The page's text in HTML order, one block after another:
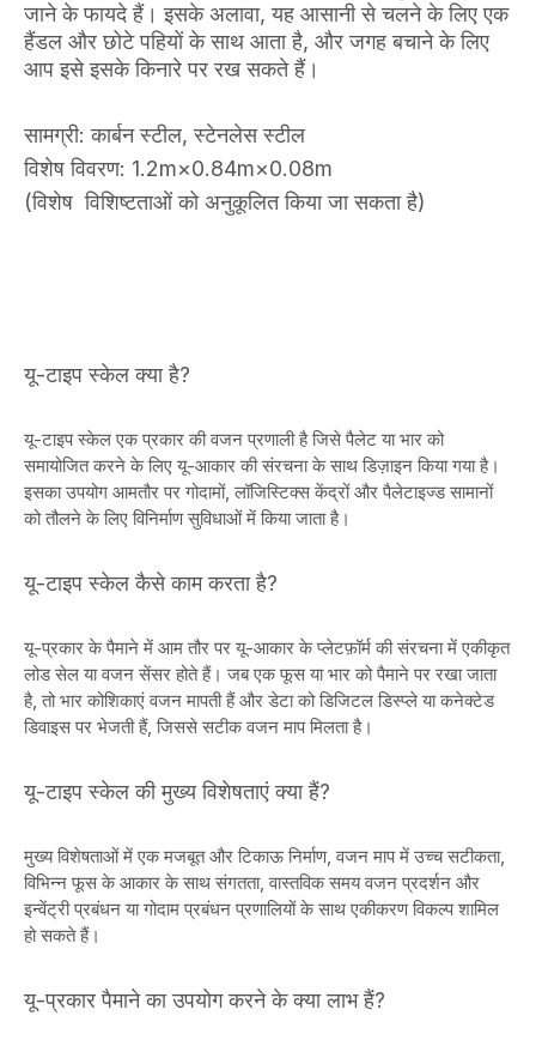
जाने के फायदे हैं। इसके अलावा, यह आसानी से चलने के लिए एक
हैंडल और छोटे पहियों के साथ आता है, और जगह बचाने के लिए
आप इसे इसके किनारे पर रख सकते हैं।
सामग्री: कार्बन स्टील, स्टेनलेस स्टील
विशेष विवरण: 1.2m×0.84m×0.08m
(विशेषविशिष्टताओं को अनुकूलित किया जा सकता है)
यू-टाइप स्केल क्या है?
यू-टाइप स्केल एक प्रकार की वजन प्रणाली है जिसे पैलेट या भार को
समायोजित करने के लिए यू-आकार की संरचना के साथ डिज़ाइन किया गया है।
इसका उपयोग आमतौर पर गोदामों, लॉजिस्टिक्स केंद्रों और पैलेटाइज्ड सामानों
को तौलने के लिए विनिर्माण सुविधाओं में किया जाता है।
यू-टाइप स्केल कैसे काम करता है?
यू-प्रकार के पैमाने में आम तौर पर यू-आकार के प्लेटफ़ॉर्म की संरचना में एकीकृत
लोड सेल या वजन सेंसर होते हैं। जब एक फूस या भार को पैमाने पर रखा जाता
है, तो भार कोशिकाएं वजन मापती हैं और डेटा को डिजिटल डिस्प्ले या कनेक्टेड
डिवाइस पर भेजती हैं, जिससे सटीक वजन माप मिलता है।
यू-टाइप स्केल की मुख्य विशेषताएं क्या हैं?
मुख्य विशेषताओं में एक मजबूत और टिकाऊ निर्माण, वजन माप में उच्च सटीकता,
विभिन्न फूस के आकार के साथ संगतता, वास्तविक समय वजन प्रदर्शन और
इन्वेंट्री प्रबंधन या गोदाम प्रबंधन प्रणालियों के साथ एकीकरण विकल्प शामिल
हो सकते हैं।
यू-प्रकार पैमाने का उपयोग करने के क्या लाभ हैं?